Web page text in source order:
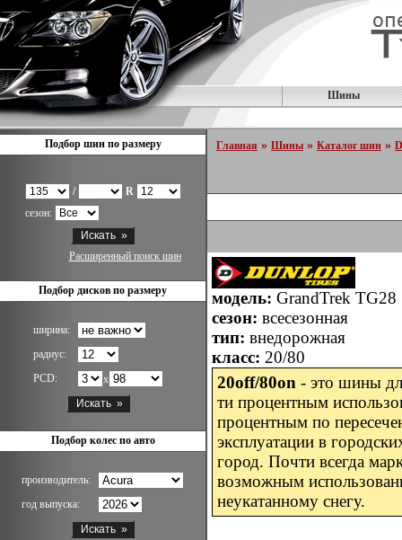
Шины
Подбор шин по размеру
/
R
сезон:
Расширенный поиск шин
Подбор дисков по размеру
ширина:
радиус:
PCD:
x
Подбор колес по авто
производитель:
год выпуска:
Главная » Шины » Каталог шин »
модель: GrandTrek TG28
сезон: всесезонная
тип: внедорожная
класс: 20/80
20off/80on - это шины
ти процентным
процентным по
эксплуатации в
город. Почти всегда
возможным
неукатанному снегу.